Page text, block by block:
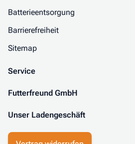
Batterieentsorgung
Barrierefreiheit
Sitemap
Service
Futterfreund GmbH
Unser Ladengeschäft